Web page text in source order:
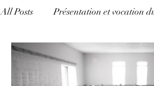
All Posts Présentation et vocation
catégorie mixte Mécanisme